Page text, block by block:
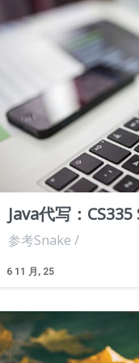
Java代写：
6 11 月, 25
参考Snake /